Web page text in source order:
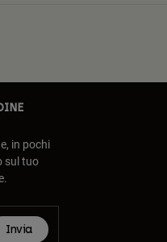
in pochi
sul tuo
Invia